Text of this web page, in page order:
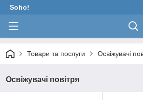
Soho!
Товари та послуги Освіжувачі
Освіжувачі повітря